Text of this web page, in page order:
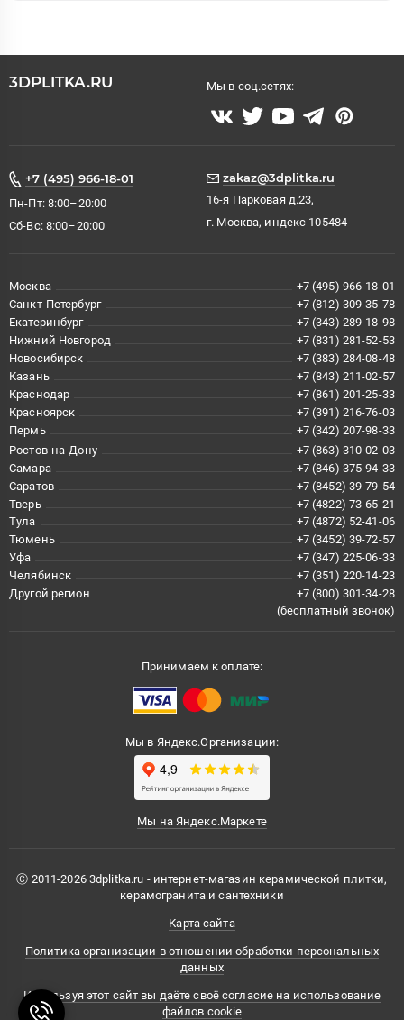
3DPLITKA.RU Мы в соц.сетях:
+7 (495) 966-18-01
Пн-Пт: 8:00–20:00
Сб-Вс: 8:00–20:00
zakaz@3dplitka.ru
16-я Парковая д.23,
г. Москва, индекс 105484
Москва
+7 (495) 966-18-01
Санкт-Петербург
+7 (812) 309-35-78
Екатеринбург
+7 (343) 289-18-98
Нижний Новгород
+7 (831) 281-52-53
Новосибирск
+7 (383) 284-08-48
Казань
+7 (843) 211-02-57
Краснодар
+7 (861) 201-25-33
Красноярск
+7 (391) 216-76-03
Пермь
+7 (342) 207-98-33
Ростов-на-Дону
+7 (863) 310-02-03
Самара
+7 (846) 375-94-33
Саратов
+7 (8452) 39-79-54
Тверь
+7 (4822) 73-65-21
Тула
+7 (4872) 52-41-06
Тюмень
+7 (3452) 39-72-57
Уфа
+7 (347) 225-06-33
Челябинск
+7 (351) 220-14-23
Другой регион
+7 (800) 301-34-28
(бесплатный звонок)
Принимаем к оплате:
Мы в Яндекс.Организации:
Мы на Яндекс.Маркете
Ⓒ 2011-2026 3dplitka.ru - интернет-магазин керамической плитки,
керамогранита и сантехники
Карта сайта
Политика организации в отношении обработки персональных
данных
Используя этот сайт вы даёте своё согласие на использование
файлов cookie